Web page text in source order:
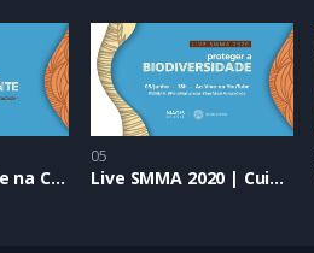
A Biodiversidade na Criação | SMMA 2020
05
Live SMMA 2020 | Cuidar da vida em toda sua (bio)diversidade